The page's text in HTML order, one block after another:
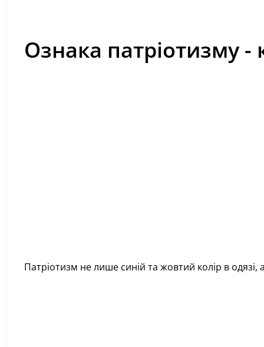
Ознака патріотизму -
Патріотизм не лише синій та жовтий колір в